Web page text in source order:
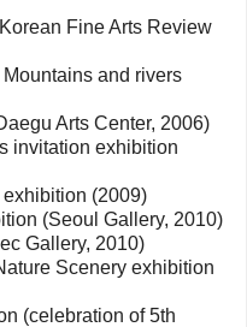
Fine Arts Review
and rivers
Arts Center, 2006)
invitation exhibition
(2009)
(Seoul Gallery, 2010)
Gallery, 2010)
Scenery exhibition
(celebration of 5th